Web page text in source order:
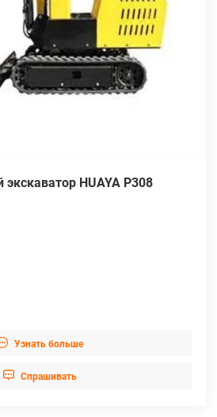
HUAYA P308
Узнать больше
 Cпрашивать